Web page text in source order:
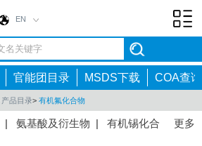
EN
官能团目录 MSDS下载 COA查询
产品目录> 有机氟化合物
更多
| 氨基酸及衍生物 | 有机锡化合